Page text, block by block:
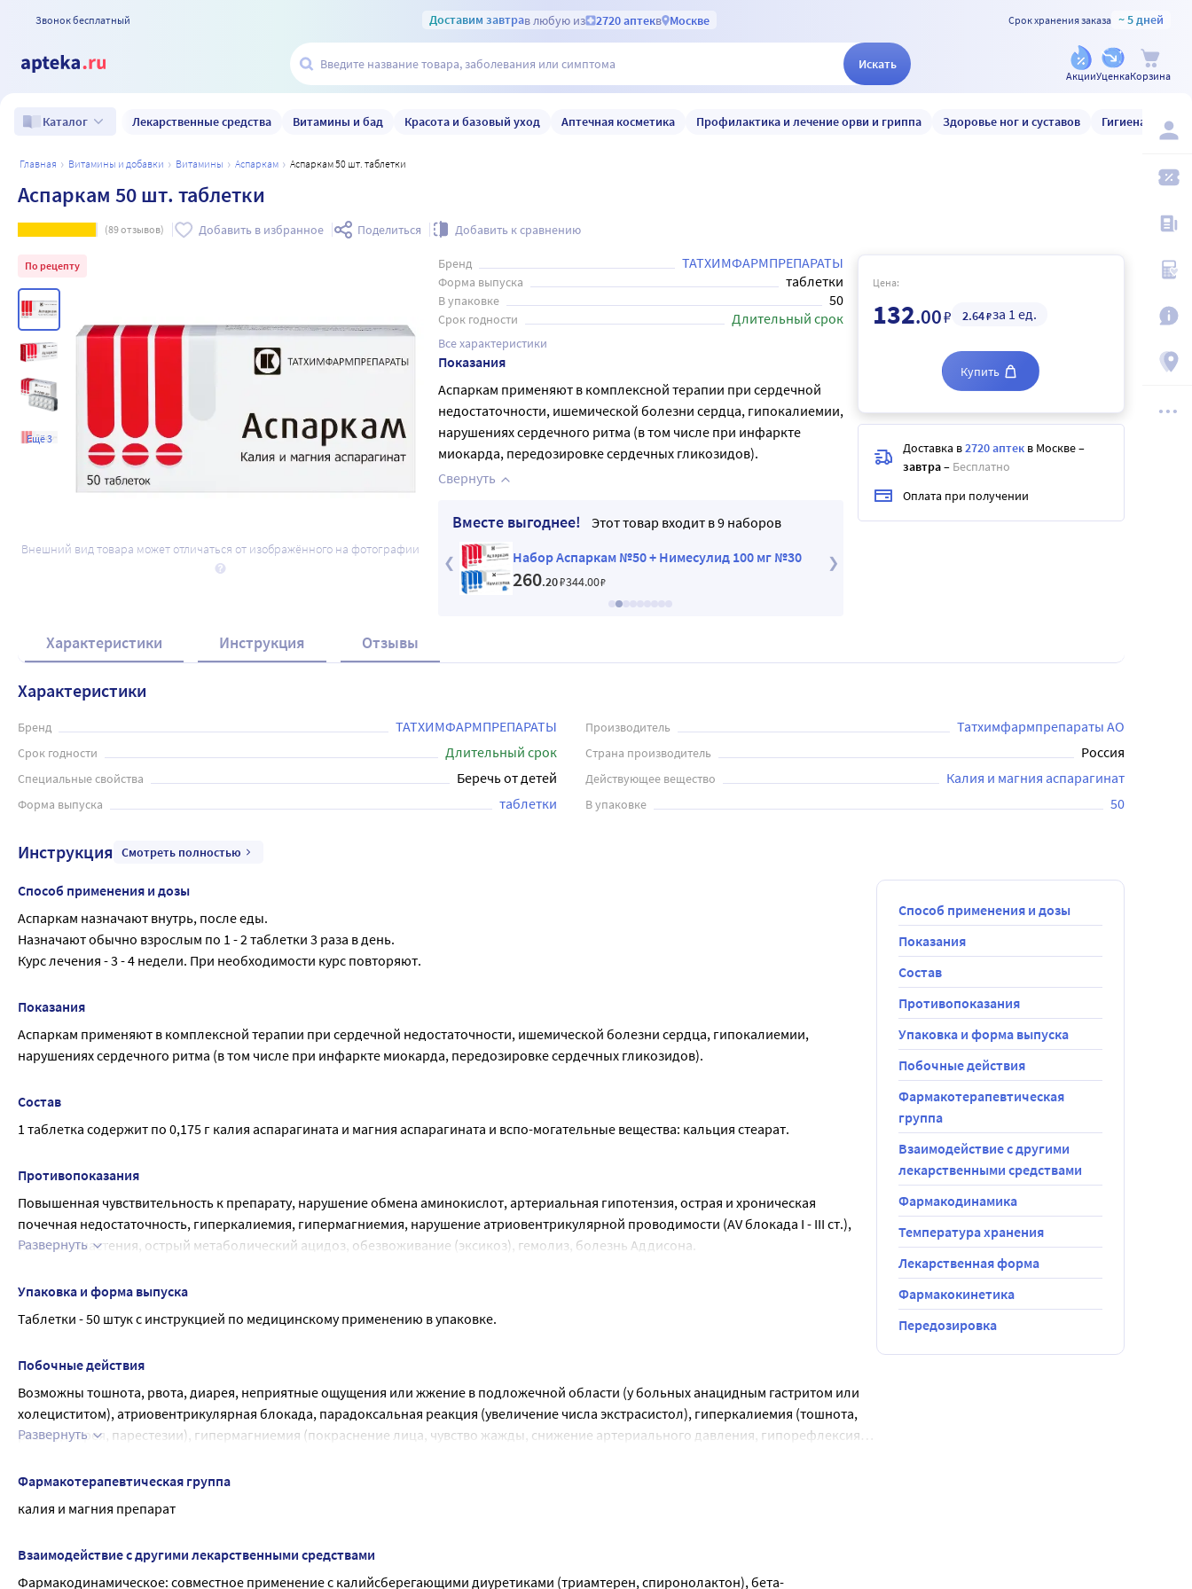
Звонок бесплатный Доставим завтрав любую из 2720 аптекв Москве Срок хранения заказа ~ 5 дней
Искать
АкцииУценкаКорзина
Каталог Лекарственные средства Витамины и бад Красота и базовый уход Аптечная косметика Профилактика и лечение орви и гриппа Здоровье ног и суставов Гигиена и уход
главная витамины и добавки витамины аспаркам Аспаркам 50 шт. таблетки
Аспаркам 50 шт. таблетки
(89отзывов) Добавить в избранное Поделиться Добавить к сравнению
По рецепту
Ещё 3
Внешний вид товара может отличаться от изображённого на фотографии
Бренд ТАТХИМФАРМПРЕПАРАТЫ
Форма выпуска таблетки
В упаковке 50
Срок годности Длительный срок
Все характеристики
Показания
Аспаркам применяют в комплексной терапии при сердечной
недостаточности, ишемической болезни сердца, гипокалиемии,
нарушениях сердечного ритма (в том числе при инфаркте
миокарда, передозировке сердечных гликозидов).
Свернуть
Вместе выгоднее!
Этот товар входит в 9 наборов
Набор Аспаркам №50 + Ибупрофен 200 мг №50
Набор Аспаркам №50 + Нимесулид 100 мг №30
260.20₽344.00₽
Цена:
132.00₽ 2.64₽за 1 ед.
Купить
Доставка в2720 аптек в Москве–
завтра– Бесплатно
Оплата при получении
Характеристики Инструкция Отзывы
Характеристики
Бренд ТАТХИМФАРМПРЕПАРАТЫ Производитель Татхимфармпрепараты АО
Срок годности Длительный срок Страна производитель Россия
Специальные свойства Беречь от детей Действующее вещество Калия и магния аспарагинат
Форма выпуска таблетки В упаковке 50
Инструкция Смотреть полностью
Способ применения и дозы
Аспаркам назначают внутрь, после еды.
Назначают обычно взрослым по 1 - 2 таблетки 3 раза в день.
Курс лечения - 3 - 4 недели. При необходимости курс повторяют.
Показания
Аспаркам применяют в комплексной терапии при сердечной недостаточности, ишемической болезни сердца, гипокалиемии,
нарушениях сердечного ритма (в том числе при инфаркте миокарда, передозировке сердечных гликозидов).
Состав
1 таблетка содержит по 0,175 г калия аспарагината и магния аспарагината и вспо-могательные вещества: кальция стеарат.
Противопоказания
Повышенная чувствительность к препарату, нарушение обмена аминокислот, артериальная гипотензия, острая и хроническая
почечная недостаточность, гиперкалиемия, гипермагниемия, нарушение атриовентрикулярной проводимости (AV блокада I - III ст.),
тяжелая миастения, острый метаболический ацидоз, обезвоживание (эксикоз), гемолиз, болезнь Аддисона.
Развернуть
Упаковка и форма выпуска
Таблетки - 50 штук с инструкцией по медицинскому применению в упаковке.
Побочные действия
Возможны тошнота, рвота, диарея, неприятные ощущения или жжение в подложечной области (у больных анацидным гастритом или
холециститом), атриовентрикулярная блокада, парадоксальная реакция (увеличение числа экстрасистол), гиперкалиемия (тошнота,
рвота, диарея, парестезии), гипермагниемия (покраснение лица, чувство жажды, снижение артериального давления, гипорефлексия,
Развернуть
Фармакотерапевтическая группа
калия и магния препарат
Взаимодействие с другими лекарственными средствами
Фармакодинамическое: совместное применение с калийсберегающими диуретиками (триамтерен, спиронолактон), бета-
Способ применения и дозы
Показания
Состав
Противопоказания
Упаковка и форма выпуска
Побочные действия
Фармакотерапевтическая
группа
Взаимодействие с другими
лекарственными средствами
Фармакодинамика
Температура хранения
Лекарственная форма
Фармакокинетика
Передозировка